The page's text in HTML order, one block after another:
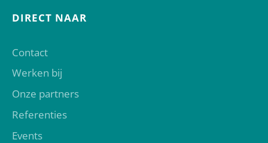
DIRECT NAAR
Contact
Werken bij
Onze partners
Referenties
Events